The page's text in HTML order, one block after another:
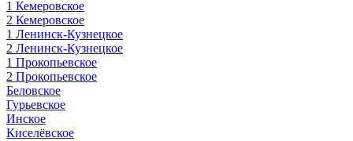
1 Кемеровское
2 Кемеровское
1 Ленинск-Кузнецкое
2 Ленинск-Кузнецкое
1 Прокопьевское
2 Прокопьевское
Беловское
Гурьевское
Инское
Киселёвское